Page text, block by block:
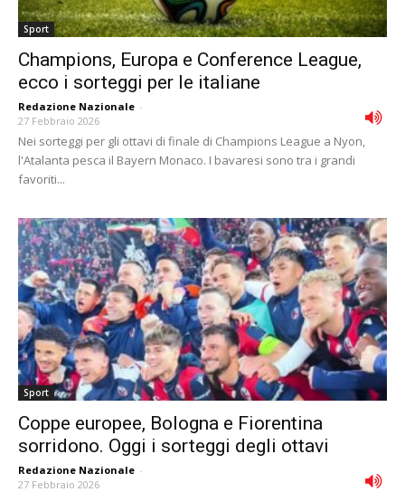
Sport
Champions, Europa e Conference League,
ecco i sorteggi per le italiane
Redazione Nazionale -
27 Febbraio 2026
Nei sorteggi per gli ottavi di finale di Champions League a Nyon,
l'Atalanta pesca il Bayern Monaco. I bavaresi sono tra i grandi
favoriti...
Sport
Coppe europee, Bologna e Fiorentina
sorridono. Oggi i sorteggi degli ottavi
Redazione Nazionale -
27 Febbraio 2026